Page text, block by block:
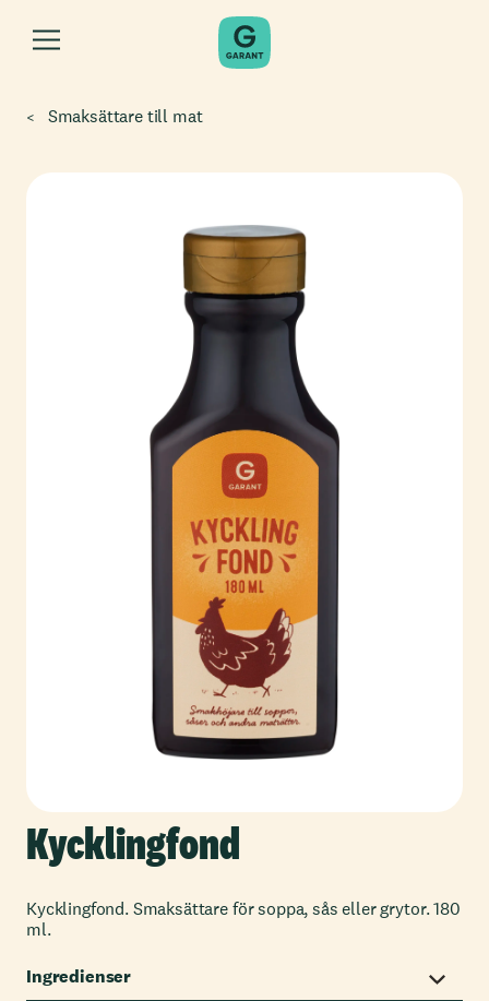
Smaksättare till mat
Kycklingfond
Kycklingfond. Smaksättare för soppa, sås eller grytor. 180
ml.
Ingredienser